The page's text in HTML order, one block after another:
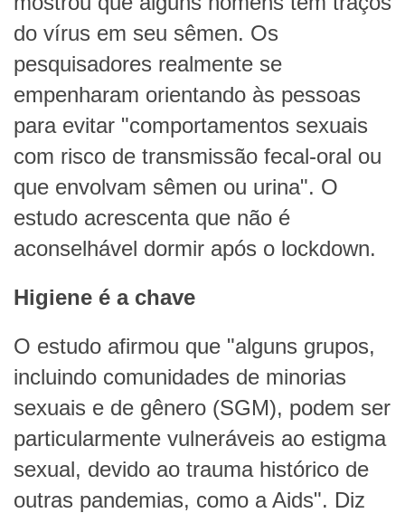
do vírus em seu sêmen. Os
pesquisadores realmente se
empenharam orientando às pessoas
para evitar "comportamentos sexuais
com risco de transmissão fecal-oral ou
que envolvam sêmen ou urina". O
estudo acrescenta que não é
aconselhável dormir após o lockdown.
Higiene é a chave
O estudo afirmou que "alguns grupos,
incluindo comunidades de minorias
sexuais e de gênero (SGM), podem ser
particularmente vulneráveis ao estigma
sexual, devido ao trauma histórico de
outras pandemias, como a Aids". Diz